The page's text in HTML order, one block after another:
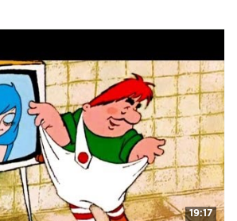
для детей, развивающие мультики,
19:17